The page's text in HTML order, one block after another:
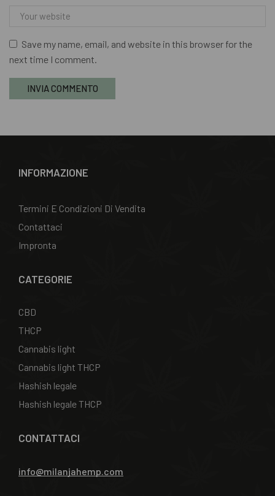
Save my name, email, and website in this browser for the
next time I comment.
INFORMAZIONE
Termini E Condizioni Di Vendita
Contattaci
Impronta
CATEGORIE
CBD
THCP
Cannabis light
Cannabis light THCP
Hashish legale
Hashish legale THCP
CONTATTACI
info@milanjahemp.com